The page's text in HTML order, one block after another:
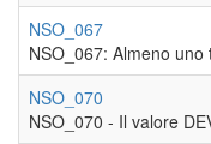
NSO_067
NSO_067: Almeno uno
NSO_070
NSO_070 - Il valore